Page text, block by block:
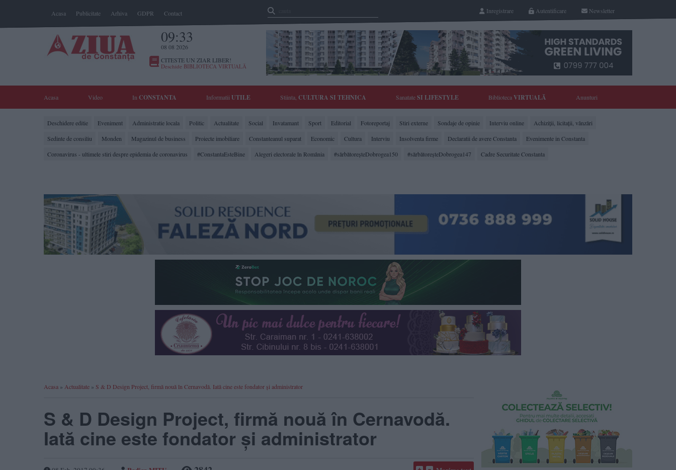
Acasa Publicitate Arhiva GDPR Contact Newsletter
Autentificare
Inregistrare
09:33
08 08 2026
CITESTE UN ZIAR LIBER!
Deschide BIBLIOTECA VIRTUALĂ
Acasa Video In CONSTANTA Informatii UTILE Stiinta, CULTURA SI TEHNICA SanatateSI LIFESTYLE BibliotecaVIRTUALĂ Anunturi
Deschidere editie Eveniment Administratie locala Politic Actualitate Social Invatamant Sport Editorial Fotoreportaj Stiri externe Sondaje de opinie Interviu online
Achiziții, licitații, vânzări
Sedinte de consiliu
Monden Magazinul de business Proiecte imobiliare Constanteanul suparat Economic Cultura Interviu Insolventa firme Declaratii de avere Constanta
Evenimente in Constanta
Coronavirus - ultimele stiri despre epidemia de coronavirus
#ConstantaEsteBine Alegeri electorale în România #sărbătoreşteDobrogea150 #sărbătoreşteDobrogea147 Cadre Securitate Constanta
Acasa » Actualitate » S & D Design Project, firmă nouă în Cernavodă. Iată cine este fondator şi administrator
S & D Design Project, firmă nouă în Cernavodă.
Iată cine este fondator şi administrator